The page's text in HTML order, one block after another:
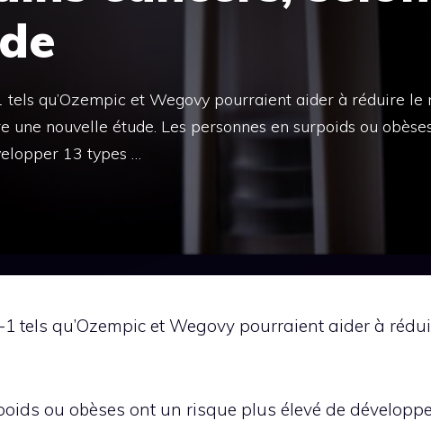
tels qu’Ozempic et Wegovy pourraient aider à réduire le
une nouvelle étude. Les personnes en surpoids ou
13 types …
1 tels qu’Ozempic et Wegovy pourraient aider à
ou obèses ont un risque plus élevé de